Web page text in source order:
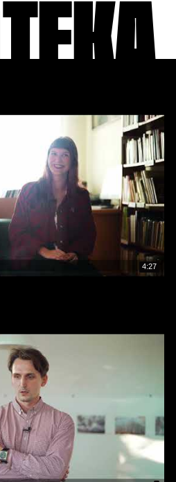
TEKA
4:27